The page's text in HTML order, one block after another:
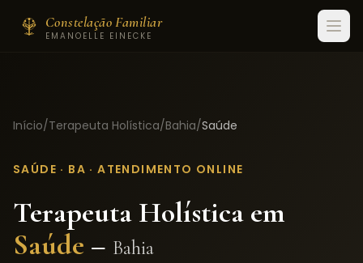
Constelação Familiar
EMANOELLE EINECKE
Início/Terapeuta Holística/Bahia/Saúde
SAÚDE · BA · ATENDIMENTO ONLINE
Terapeuta Holística em
Saúde – Bahia